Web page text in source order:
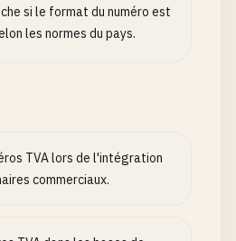
si le format du numéro est
les normes du pays.
TVA lors de l'intégration
commerciaux.